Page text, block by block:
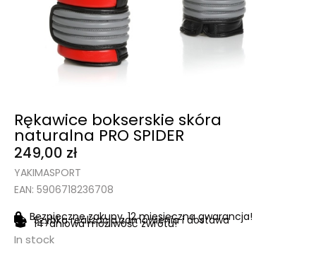
Rękawice bokserskie skóra
naturalna PRO SPIDER
249,00 zł
YAKIMASPORT
EAN: 5906718236708
Bezpieczne zakupy, 12 miesięczna gwarancja!
Szybka realizacja zamówienia i dostawa
14-dniowa możliwość zwrotu!
In stock